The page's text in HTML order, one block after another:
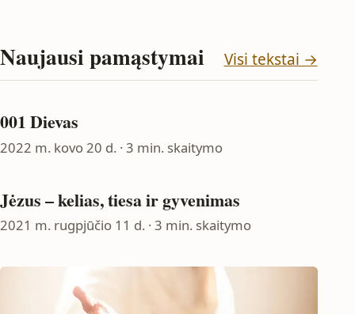
Naujausi pamąstymai Visi tekstai →
001 Dievas
2022 m. kovo 20 d. · 3 min. skaitymo
Jėzus – kelias, tiesa ir gyvenimas
2021 m. rugpjūčio 11 d. · 3 min. skaitymo